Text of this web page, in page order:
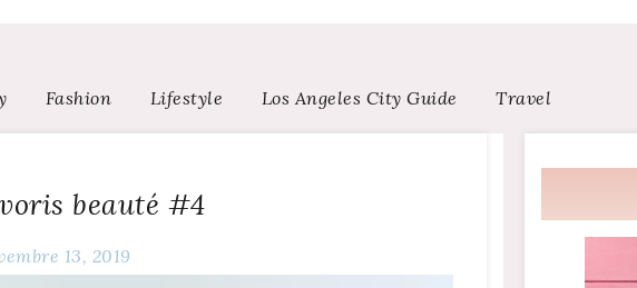
Fashion Lifestyle Los Angeles City Guide Travel
beauté #4
13, 2019